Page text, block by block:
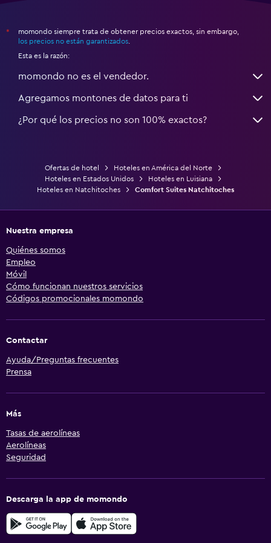
*
momondo siempre trata de obtener precios exactos, sin embargo,
los precios no están garantizados
Esta es la razón:
momondo no es el vendedor.
Agregamos montones de datos para ti
¿Por qué los precios no son 100% exactos?
Ofertas de hotel
Hoteles en América del Norte
Hoteles en Estados Unidos
Hoteles en Luisiana
Hoteles en Natchitoches
Comfort Suites Natchitoches
Nuestra empresa
Quiénes somos
Empleo
Móvil
Cómo funcionan nuestros servicios
Códigos promocionales momondo
Contactar
Ayuda/Preguntas frecuentes
Prensa
Más
Tasas de aerolíneas
Aerolíneas
Seguridad
Descarga la app de momondo